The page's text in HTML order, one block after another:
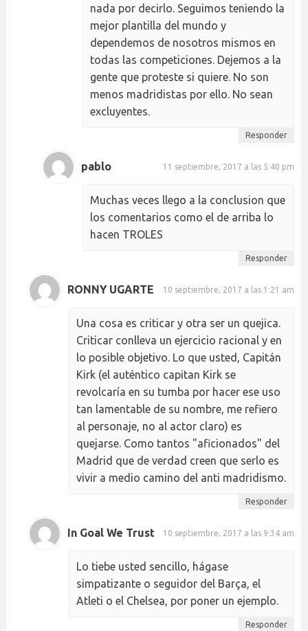
nada por decirlo. Seguimos teniendo la
mejor plantilla del mundo y
dependemos de nosotros mismos en
todas las competiciones. Dejemos a la
gente que proteste si quiere. No son
menos madridistas por ello. No sean
excluyentes.
Responder
pablo 11 septiembre, 2017 a las 5:40 pm
Muchas veces llego a la conclusion que
los comentarios como el de arriba lo
hacen TROLES
Responder
RONNY UGARTE 10 septiembre, 2017 a las 1:21 am
Una cosa es criticar y otra ser un quejica.
Criticar conlleva un ejercicio racional y en
lo posible objetivo. Lo que usted, Capitán
Kirk (el auténtico capitan Kirk se
revolcaría en su tumba por hacer ese uso
tan lamentable de su nombre, me refiero
al personaje, no al actor claro) es
quejarse. Como tantos "aficionados" del
Madrid que de verdad creen que serlo es
vivir a medio camino del anti madridismo.
Responder
In Goal We Trust 10 septiembre, 2017 a las 9:34 am
Lo tiebe usted sencillo, hágase
simpatizante o seguidor del Barça, el
Atleti o el Chelsea, por poner un ejemplo.
Responder